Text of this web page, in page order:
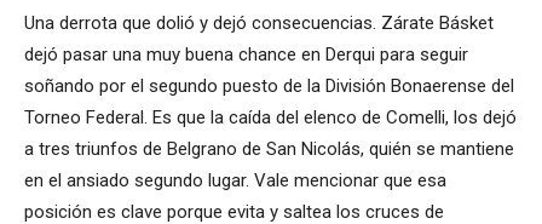
Una derrota que dolió y dejó consecuencias. Zárate Básket
dejó pasar una muy buena chance en Derqui para seguir
soñando por el segundo puesto de la División Bonaerense del
Torneo Federal. Es que la caída del elenco de Comelli, los dejó
a tres triunfos de Belgrano de San Nicolás, quién se mantiene
en el ansiado segundo lugar. Vale mencionar que esa
posición es clave porque evita y saltea los cruces de